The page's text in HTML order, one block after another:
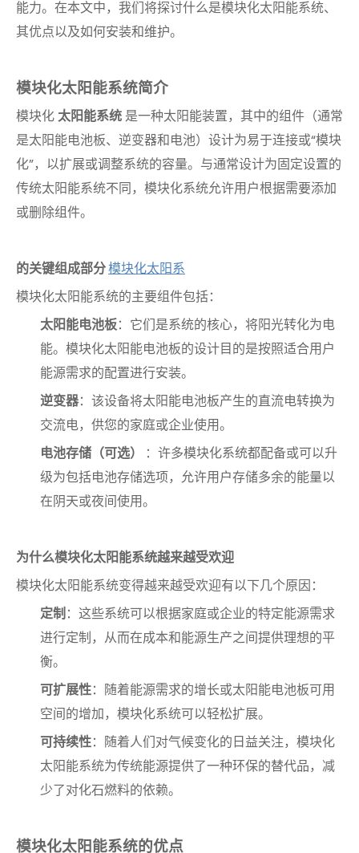
能力。在本文中，我们将探讨什么是模块化太阳能系统、
其优点以及如何安装和维护。
模块化太阳能系统简介
模块化太阳能系统是一种太阳能装置，其中的组件（通常
是太阳能电池板、逆变器和电池）设计为易于连接或“模块
化”，以扩展或调整系统的容量。与通常设计为固定设置的
传统太阳能系统不同，模块化系统允许用户根据需要添加
或删除组件。
的关键组成部分模块化太阳系
模块化太阳能系统的主要组件包括：
太阳能电池板：它们是系统的核心，将阳光转化为电
能。模块化太阳能电池板的设计目的是按照适合用户
能源需求的配置进行安装。
逆变器：该设备将太阳能电池板产生的直流电转换为
交流电，供您的家庭或企业使用。
电池存储（可选）
：许多模块化系统都配备或可以升
级为包括电池存储选项，允许用户存储多余的能量以
在阴天或夜间使用。
为什么模块化太阳能系统越来越受欢迎
模块化太阳能系统变得越来越受欢迎有以下几个原因：
定制 ：这些系统可以根据家庭或企业的特定能源需求
进行定制，从而在成本和能源生产之间提供理想的平
衡。
可扩展性：随着能源需求的增长或太阳能电池板可用
空间的增加，模块化系统可以轻松扩展。
可持续性：随着人们对气候变化的日益关注，模块化
太阳能系统为传统能源提供了一种环保的替代品，减
少了对化石燃料的依赖。
模块化太阳能系统的优点